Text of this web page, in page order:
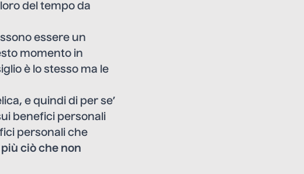
del tempo da
essere un
momento in
è lo stesso ma le
e quindi di per se’
benefici personali
personali che
ciò che non